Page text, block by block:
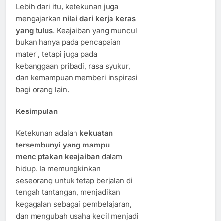
Lebih dari itu, ketekunan juga
mengajarkan nilai dari kerja keras
yang tulus. Keajaiban yang muncul
bukan hanya pada pencapaian
materi, tetapi juga pada
kebanggaan pribadi, rasa syukur,
dan kemampuan memberi inspirasi
bagi orang lain.
Kesimpulan
Ketekunan adalah kekuatan
tersembunyi yang mampu
menciptakan keajaiban dalam
hidup. Ia memungkinkan
seseorang untuk tetap berjalan di
tengah tantangan, menjadikan
kegagalan sebagai pembelajaran,
dan mengubah usaha kecil menjadi